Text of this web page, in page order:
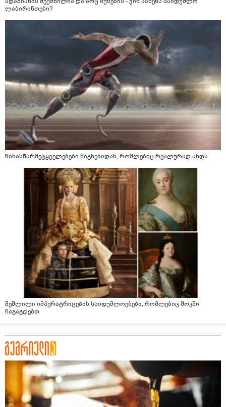
ლაბირინთები?
წინასწარმეტყველებები წიგნებიდან, რომლებიც რეალურად ახდა
შეშლილი იმპერატრიცების საიდუმლოებები, რომლებიც შოკში
ჩაგაგდებთ